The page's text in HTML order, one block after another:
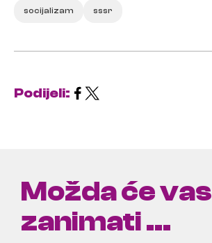
socijalizam sssr
Podijeli:
Možda će vas
zanimati ...